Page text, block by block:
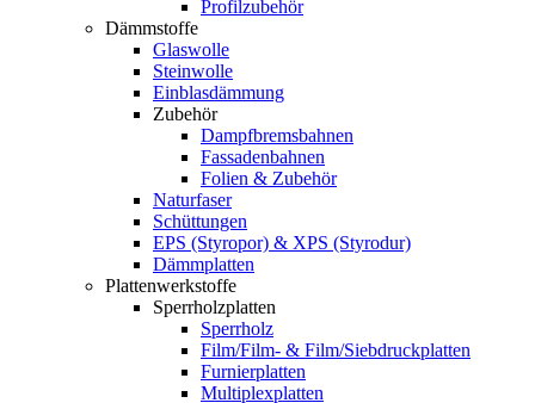
Profilzubehör
Dämmstoffe
Glaswolle
Steinwolle
Einblasdämmung
Zubehör
Dampfbremsbahnen
Fassadenbahnen
Folien & Zubehör
Naturfaser
Schüttungen
EPS (Styropor) & XPS (Styrodur)
Dämmplatten
Plattenwerkstoffe
Sperrholzplatten
Sperrholz
Film/Film- & Film/Siebdruckplatten
Furnierplatten
Multiplexplatten